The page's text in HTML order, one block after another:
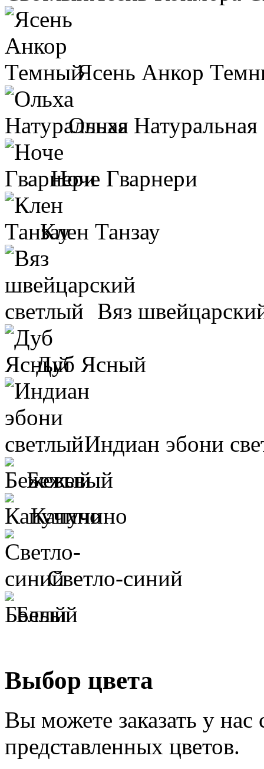
Ясень Анкор
Ольха Натуральная
Ноче Гварнери
Клен Танзау
Вяз
Дуб Ясный
Индиан эбони
Бежевый
Капучино
Светло-синий
Белый
Выбор цвета
Вы можете заказать у
представленных цветов.